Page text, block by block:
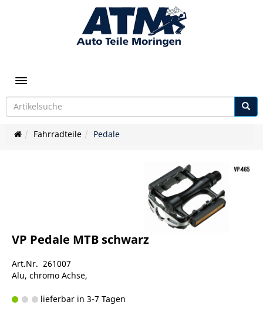
Toggle navigation
Fahrradteile Pedale
VP Pedale MTB schwarz
Art.Nr. 261007
Alu, chromo Achse,
lieferbar in 3-7 Tagen